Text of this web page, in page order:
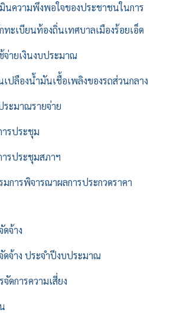
นความพึงพอใจของประชาชนในการ
ทะเบียนท้องถิ่นเทศบาลเมืองร้อยเอ็ด
ายเงินงบประมาณ
ปลืองน้ำมันเชื้อเพลิงของรถส่วนกลาง
ะมาณรายจ่าย
ารประชุม
ารประชุมสภาฯ
การพิจารณาผลการประกวดราคา
จ้าง
ดจ้าง ประจำปีงบประมาณ
ดการความเสี่ยง